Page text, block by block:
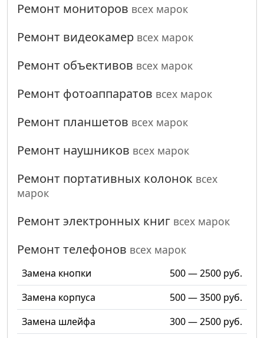
Ремонт мониторов всех марок
Ремонт видеокамер всех марок
Ремонт объективов всех марок
Ремонт фотоаппаратов всех марок
Ремонт планшетов всех марок
Ремонт наушников всех марок
Ремонт портативных колонок всех
марок
Ремонт электронных книг всех марок
Ремонт телефонов всех марок
Замена кнопки
500 — 2500 руб.
Замена корпуса
500 — 3500 руб.
Замена шлейфа
300 — 2500 руб.